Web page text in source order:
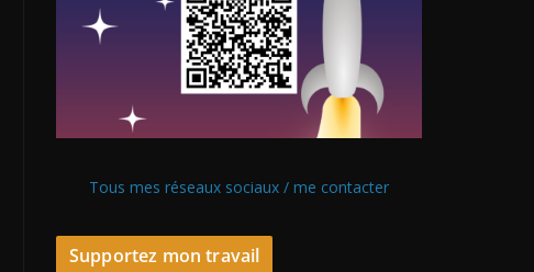
Tous mes réseaux sociaux / me contacter
Supportez mon travail